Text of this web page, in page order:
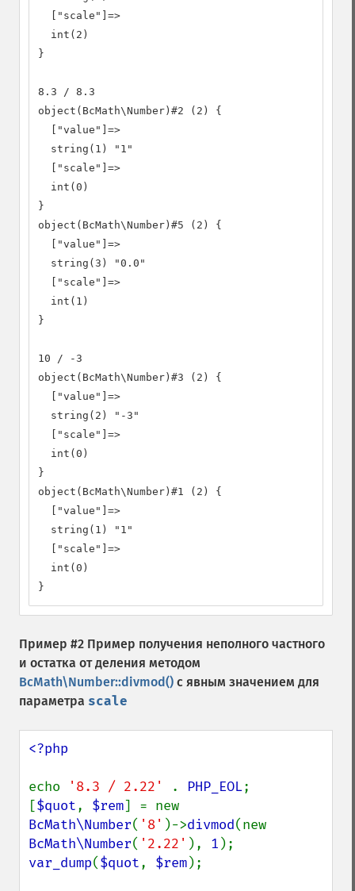
  ["scale"]=>
  int(2)
}
8.3 / 8.3
object(BcMath\Number)#2 (2) {
  ["value"]=>
  string(1) "1"
  ["scale"]=>
  int(0)
}
object(BcMath\Number)#5 (2) {
  ["value"]=>
  string(3) "0.0"
  ["scale"]=>
  int(1)
}
10 / -3
object(BcMath\Number)#3 (2) {
  ["value"]=>
  string(2) "-3"
  ["scale"]=>
  int(0)
}
object(BcMath\Number)#1 (2) {
  ["value"]=>
  string(1) "1"
  ["scale"]=>
  int(0)
}
Пример #2 Пример получения неполного частного
и остатка от деления методом
BcMath\Number::divmod() с явным значением для
параметра scale
<?php
echo '8.3 / 2.22' . PHP_EOL;
[$quot, $rem
BcMath\Number( '8' )->divmod
BcMath\Number( '2.22' ), 1
var_dump($quot, $rem);